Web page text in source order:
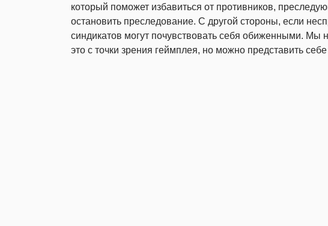
который поможет избавиться от противников,
остановить преследование. С другой стороны, если
синдикатов могут почувствовать себя обиженными. Мы
это с точки зрения геймплея, но можно представить